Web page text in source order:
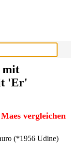
mit
'Er'
vergleichen
(*1956 Udine)